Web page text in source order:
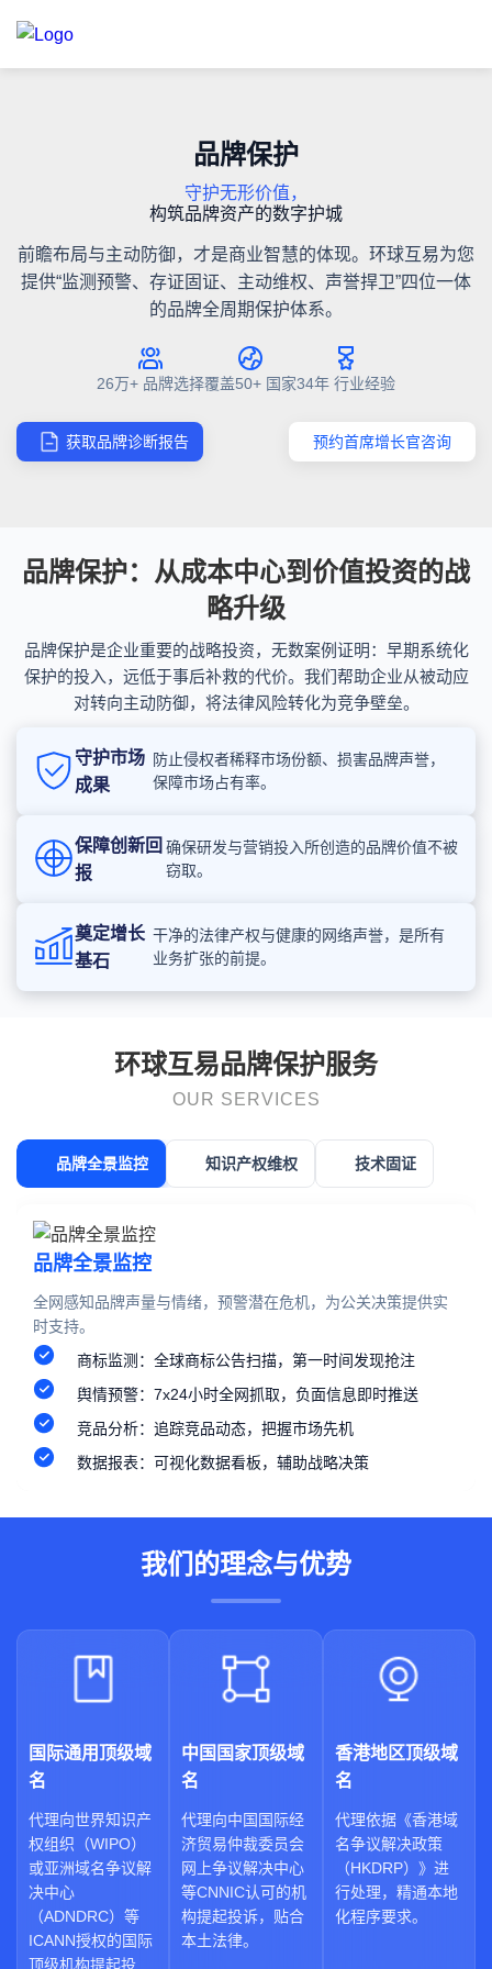
品牌保护
守护无形价值，
构筑品牌资产的数字护城
前瞻布局与主动防御，才是商业智慧的体现。环球互易为您
提供“监测预警、存证固证、主动维权、声誉捍卫”四位一体
的品牌全周期保护体系。
26万+ 品牌选择覆盖50+ 国家34年 行业经验
获取品牌诊断报告 预约首席增长官咨询
品牌保护：从成本中心到价值投资的战
略升级
品牌保护是企业重要的战略投资，无数案例证明：早期系统化
保护的投入，远低于事后补救的代价。我们帮助企业从被动应
对转向主动防御，将法律风险转化为竞争壁垒。
守护市场
成果
防止侵权者稀释市场份额、损害品牌声誉，
保障市场占有率。
保障创新回
报
确保研发与营销投入所创造的品牌价值不被
窃取。
奠定增长
基石
干净的法律产权与健康的网络声誉，是所有
业务扩张的前提。
环球互易品牌保护服务
OUR SERVICES
品牌全景监控 知识产权维权 技术固证
品牌全景监控
全网感知品牌声量与情绪，预警潜在危机，为公关决策提供实
时支持。
商标监测：全球商标公告扫描，第一时间发现抢注
舆情预警：7x24小时全网抓取，负面信息即时推送
竞品分析：追踪竞品动态，把握市场先机
数据报表：可视化数据看板，辅助战略决策
我们的理念与优势
国际通用顶级域
名
代理向世界知识产
权组织（WIPO）
或亚洲域名争议解
决中心
（ADNDRC）等
ICANN授权的国际
顶级机构提起投
中国国家顶级域
名
代理向中国国际经
济贸易仲裁委员会
网上争议解决中心
等CNNIC认可的机
构提起投诉，贴合
本土法律。
香港地区顶级域
名
代理依据《香港域
名争议解决政策
（HKDRP）》进
行处理，精通本地
化程序要求。